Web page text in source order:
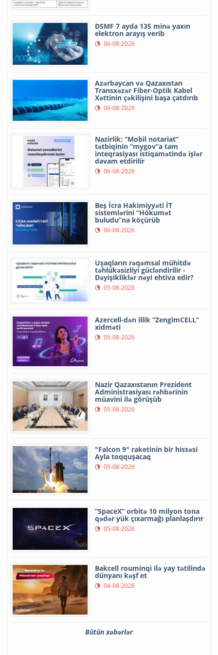
DSMF 7 ayda 135 minə yaxın
elektron arayış verib
06-08-2026
Azərbaycan və Qazaxıstan
Transxəzər Fiber-Optik Kabel
Xəttinin çəkilişini başa çatdırıb
06-08-2026
Nazirlik: “Mobil notariat”
tətbiqinin “mygov”a tam
inteqrasiyası istiqamətində işlər
davam etdirilir
06-08-2026
Beş İcra Hakimiyyəti İT
sistemlərini “Hökumət
buludu”na köçürüb
06-08-2026
Uşaqların rəqəmsal mühitdə
təhlükəsizliyi gücləndirilir -
Dəyişikliklər nəyi ehtiva edir?
05-08-2026
Azercell-dən illik “ZengimCELL”
xidməti
05-08-2026
Nazir Qazaxıstanın Prezident
Administrasiyası rəhbərinin
müavini ilə görüşüb
05-08-2026
"Falcon 9" raketinin bir hissəsi
Ayla toqquşacaq
05-08-2026
“SpaceX” orbitə 10 milyon tona
qədər yük çıxarmağı planlaşdırır
05-08-2026
Bakcell rouminqi ilə yay tətilində
dünyanı kəşf et
04-08-2026
Bütün xəbərlər